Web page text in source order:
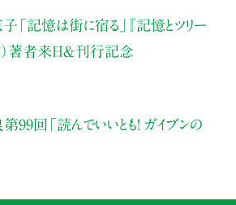
子 「記憶は街に宿る」
『記憶とツリー
）著者来日＆刊行記念
第99回「読んでいいとも！ ガイブンの